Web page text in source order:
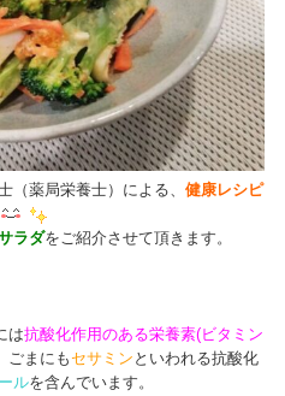
（薬局栄養士）による、健康レシピ
ラダをご紹介させて頂きます。
は抗酸化作用のある栄養素(ビタミン
ごまにもセサミン といわれる抗酸化
ルを含んでいます。